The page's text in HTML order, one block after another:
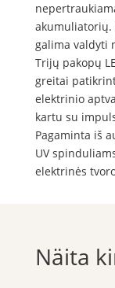
galima valdyti
Trijų pakopų
greitai
elektrinio
kartu su
Pagaminta iš
UV
elektrinės
Näita